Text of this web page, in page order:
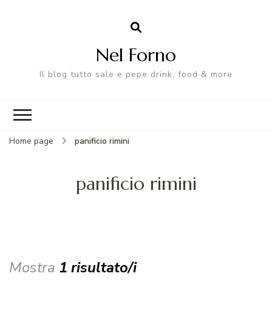
Nel Forno
Il blog tutto sale e pepe drink, food & more
Home page panificio rimini
panificio rimini
Mostra 1 risultato/i